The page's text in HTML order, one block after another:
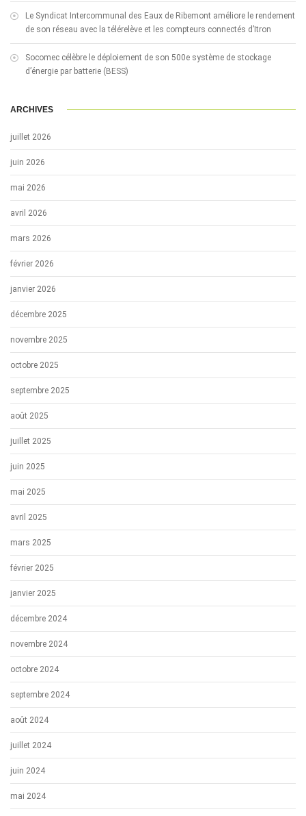
Le Syndicat Intercommunal des Eaux de Ribemont améliore le rendement
de son réseau avec la télérelève et les compteurs connectés d’Itron
Socomec célèbre le déploiement de son 500e système de stockage
d’énergie par batterie (BESS)
ARCHIVES
juillet 2026
juin 2026
mai 2026
avril 2026
mars 2026
février 2026
janvier 2026
décembre 2025
novembre 2025
octobre 2025
septembre 2025
août 2025
juillet 2025
juin 2025
mai 2025
avril 2025
mars 2025
février 2025
janvier 2025
décembre 2024
novembre 2024
octobre 2024
septembre 2024
août 2024
juillet 2024
juin 2024
mai 2024